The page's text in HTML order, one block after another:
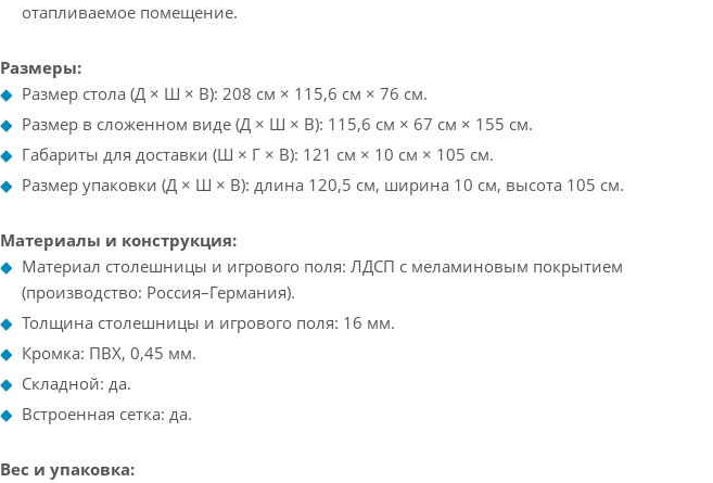
отапливаемое помещение.
Размеры:
Размер стола (Д × Ш × В): 208 см × 115,6 см × 76 см.
Размер в сложенном виде (Д × Ш × В): 115,6 см × 67 см × 155 см.
Габариты для доставки (Ш × Г × В): 121 см × 10 см × 105 см.
Размер упаковки (Д × Ш × В): длина 120,5 см, ширина 10 см, высота 105 см.
Материалы и конструкция:
Материал столешницы и игрового поля: ЛДСП с меламиновым покрытием
(производство: Россия–Германия).
Толщина столешницы и игрового поля: 16 мм.
Кромка: ПВХ, 0,45 мм.
Складной: да.
Встроенная сетка: да.
Вес и упаковка: